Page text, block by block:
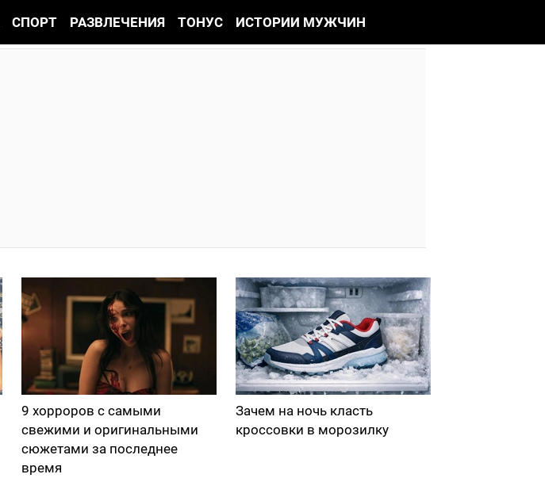
СПОРТ РАЗВЛЕЧЕНИЯ ТОНУС ИСТОРИИ МУЖЧИН
9 хорроров с самыми
свежими и оригинальными
сюжетами за последнее
время
Зачем на ночь класть
кроссовки в морозилку